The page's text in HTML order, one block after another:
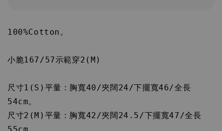
100%Cotton。
小脆167/57示範穿2(M)
尺寸1(S)平量：胸寬40/夾闊24/下擺寬46/全長
54cm。
尺寸2(M)平量：胸寬42/夾闊24.5/下擺寬47/全長